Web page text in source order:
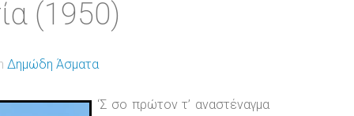
(1950)
Δημώδη Άσματα
‘Σ σο πρώτον τ’ αναστέναγμα